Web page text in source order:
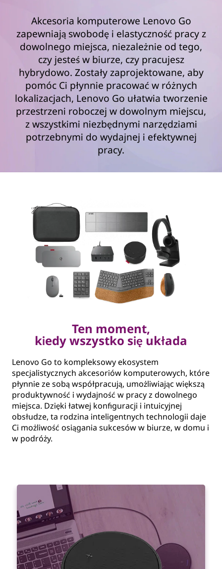
Akcesoria komputerowe Lenovo Go
zapewniają swobodę i elastyczność pracy z
dowolnego miejsca, niezależnie od tego,
czy jesteś w biurze, czy pracujesz
hybrydowo. Zostały zaprojektowane, aby
pomóc Ci płynnie pracować w różnych
lokalizacjach, Lenovo Go ułatwia tworzenie
przestrzeni roboczej w dowolnym miejscu,
z wszystkimi niezbędnymi narzędziami
potrzebnymi do wydajnej i efektywnej
pracy.
Ten moment,
kiedy wszystko się układa
Lenovo Go to kompleksowy ekosystem
specjalistycznych akcesoriów komputerowych, które
płynnie ze sobą współpracują, umożliwiając większą
produktywność i wydajność w pracy z dowolnego
miejsca. Dzięki łatwej konfiguracji i intuicyjnej
obsłudze, ta rodzina inteligentnych technologii daje
Ci możliwość osiągania sukcesów w biurze, w domu i
w podróży.